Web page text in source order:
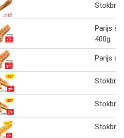
Parijs
400g
Parijs